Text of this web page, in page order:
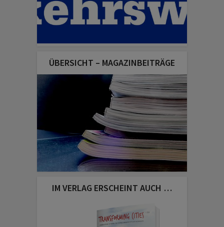
ÜBERSICHT – MAGAZINBEITRÄGE
IM VERLAG ERSCHEINT AUCH …